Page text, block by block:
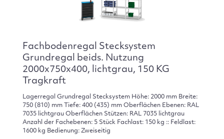
Fachbodenregal Stecksystem
Grundregal beids. Nutzung
2000x750x400, lichtgrau, 150 KG
Tragkraft
Lagerregal Grundregal Stecksystem Höhe: 2000 mm Breite:
750 (810) mm Tiefe: 400 (435) mm Oberflächen Ebenen: RAL
7035 lichtgrau Oberflächen Stützen: RAL 7035 lichtgrau
Anzahl der Fachebenen: 5 Stück Fachlast: 150 kg :: Feldlast:
1600 kg Bedienung: Zweiseitig